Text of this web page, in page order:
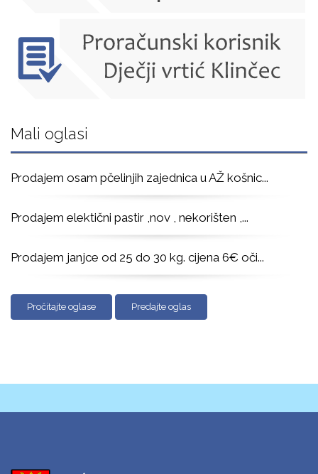
Mali oglasi
Prodajem osam pčelinjih zajednica u AŽ košnic...
Prodajem elektični pastir ,nov , nekorišten ,...
Prodajem janjce od 25 do 30 kg. cijena 6€ oči...
Pročitajte oglase Predajte oglas